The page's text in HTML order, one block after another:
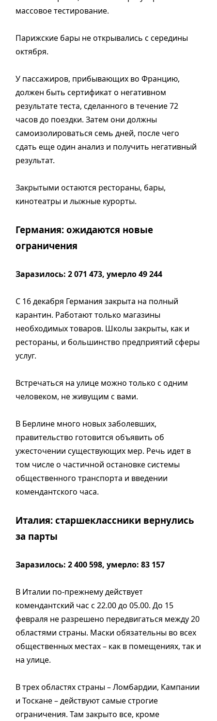
массовое тестирование.
Парижские бары не открывались с середины
октября.
У пассажиров, прибывающих во Францию,
должен быть сертификат о негативном
результате теста, сделанного в течение 72
часов до поездки. Затем они должны
самоизолироваться семь дней, после чего
сдать еще один анализ и получить негативный
результат.
Закрытыми остаются рестораны, бары,
кинотеатры и лыжные курорты.
Германия: ожидаются новые
ограничения
Заразилось: 2 071 473, умерло 49 244
С 16 декабря Германия закрыта на полный
карантин. Работают только магазины
необходимых товаров. Школы закрыты, как и
рестораны, и большинство предприятий сферы
услуг.
Встречаться на улице можно только с одним
человеком, не живущим с вами.
В Берлине много новых заболевших,
правительство готовится объявить об
ужесточении существующих мер. Речь идет в
том числе о частичной остановке системы
общественного транспорта и введении
комендантского часа.
Италия: старшеклассники вернулись
за парты
Заразилось: 2 400 598, умерло: 83 157
В Италии по-прежнему действует
комендантский час с 22.00 до 05.00. До 15
февраля не разрешено передвигаться между 20
областями страны. Маски обязательны во всех
общественных местах – как в помещениях, так и
на улице.
В трех областях страны – Ломбардии, Кампании
и Тоскане – действуют самые строгие
ограничения. Там закрыто все, кроме